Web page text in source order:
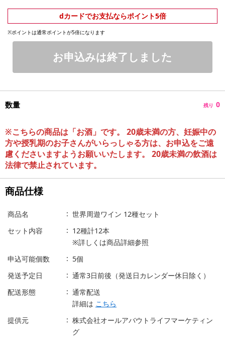
dカードでお支払ならポイント5倍
※ポイントは通常ポイントが5倍になります
お申込みは終了しました
数量 残り 0
※こちらの商品は「お酒」です。 20歳未満の方、妊娠中の
方や授乳期のお子さんがいらっしゃる方は、お申込をご遠
慮くださいますようお願いいたします。 20歳未満の飲酒は
法律で禁止されています。
商品仕様
商品名
世界周遊ワイン 12種セット
セット内容
12種計12本
※詳しくは商品詳細参照
申込可能個数
5個
発送予定日
通常3日前後（発送日カレンダー休日除く）
配送形態
通常配送
詳細は こちら
提供元
株式会社オールアバウトライフマーケティン
グ